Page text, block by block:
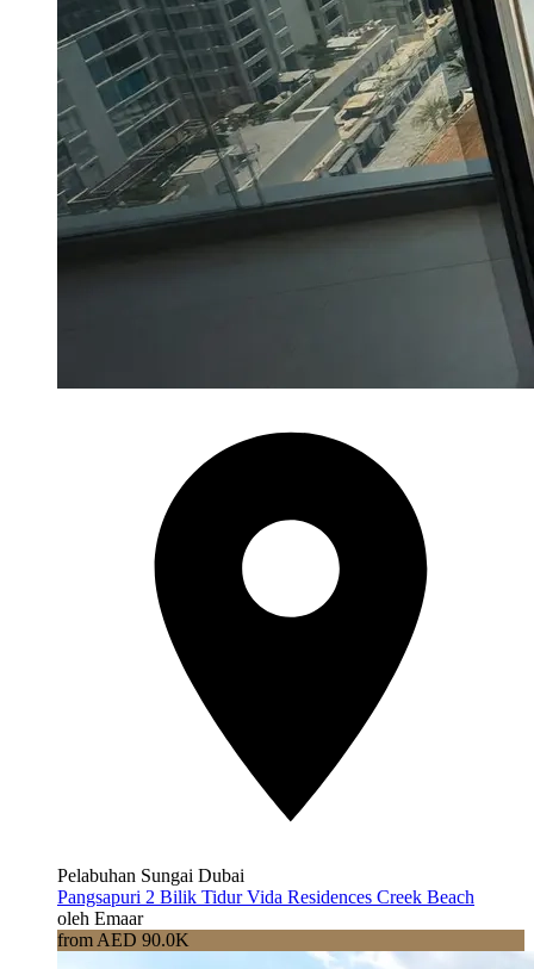
Pelabuhan Sungai Dubai
Pangsapuri 2 Bilik Tidur Vida Residences Creek Beach
oleh Emaar
from AED 90.0K